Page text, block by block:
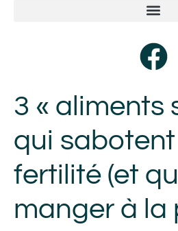
3 « aliments
qui
fertilité (et
manger à la